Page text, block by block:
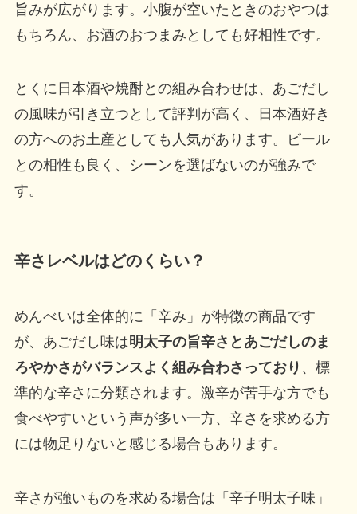
旨みが広がります。小腹が空いたときのおやつは
もちろん、お酒のおつまみとしても好相性です。
とくに日本酒や焼酎との組み合わせは、あごだし
の風味が引き立つとして評判が高く、日本酒好き
の方へのお土産としても人気があります。ビール
との相性も良く、シーンを選ばないのが強みで
す。
辛さレベルはどのくらい？
めんべいは全体的に「辛み」が特徴の商品です
が、あごだし味は明太子の旨辛さとあごだしのま
ろやかさがバランスよく組み合わさっており 、標
準的な辛さに分類されます。激辛が苦手な方でも
食べやすいという声が多い一方、辛さを求める方
には物足りないと感じる場合もあります。
辛さが強いものを求める場合は「辛子明太子味」